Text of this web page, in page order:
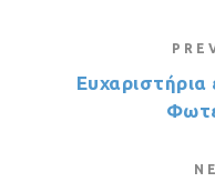
Ευχαριστήρια